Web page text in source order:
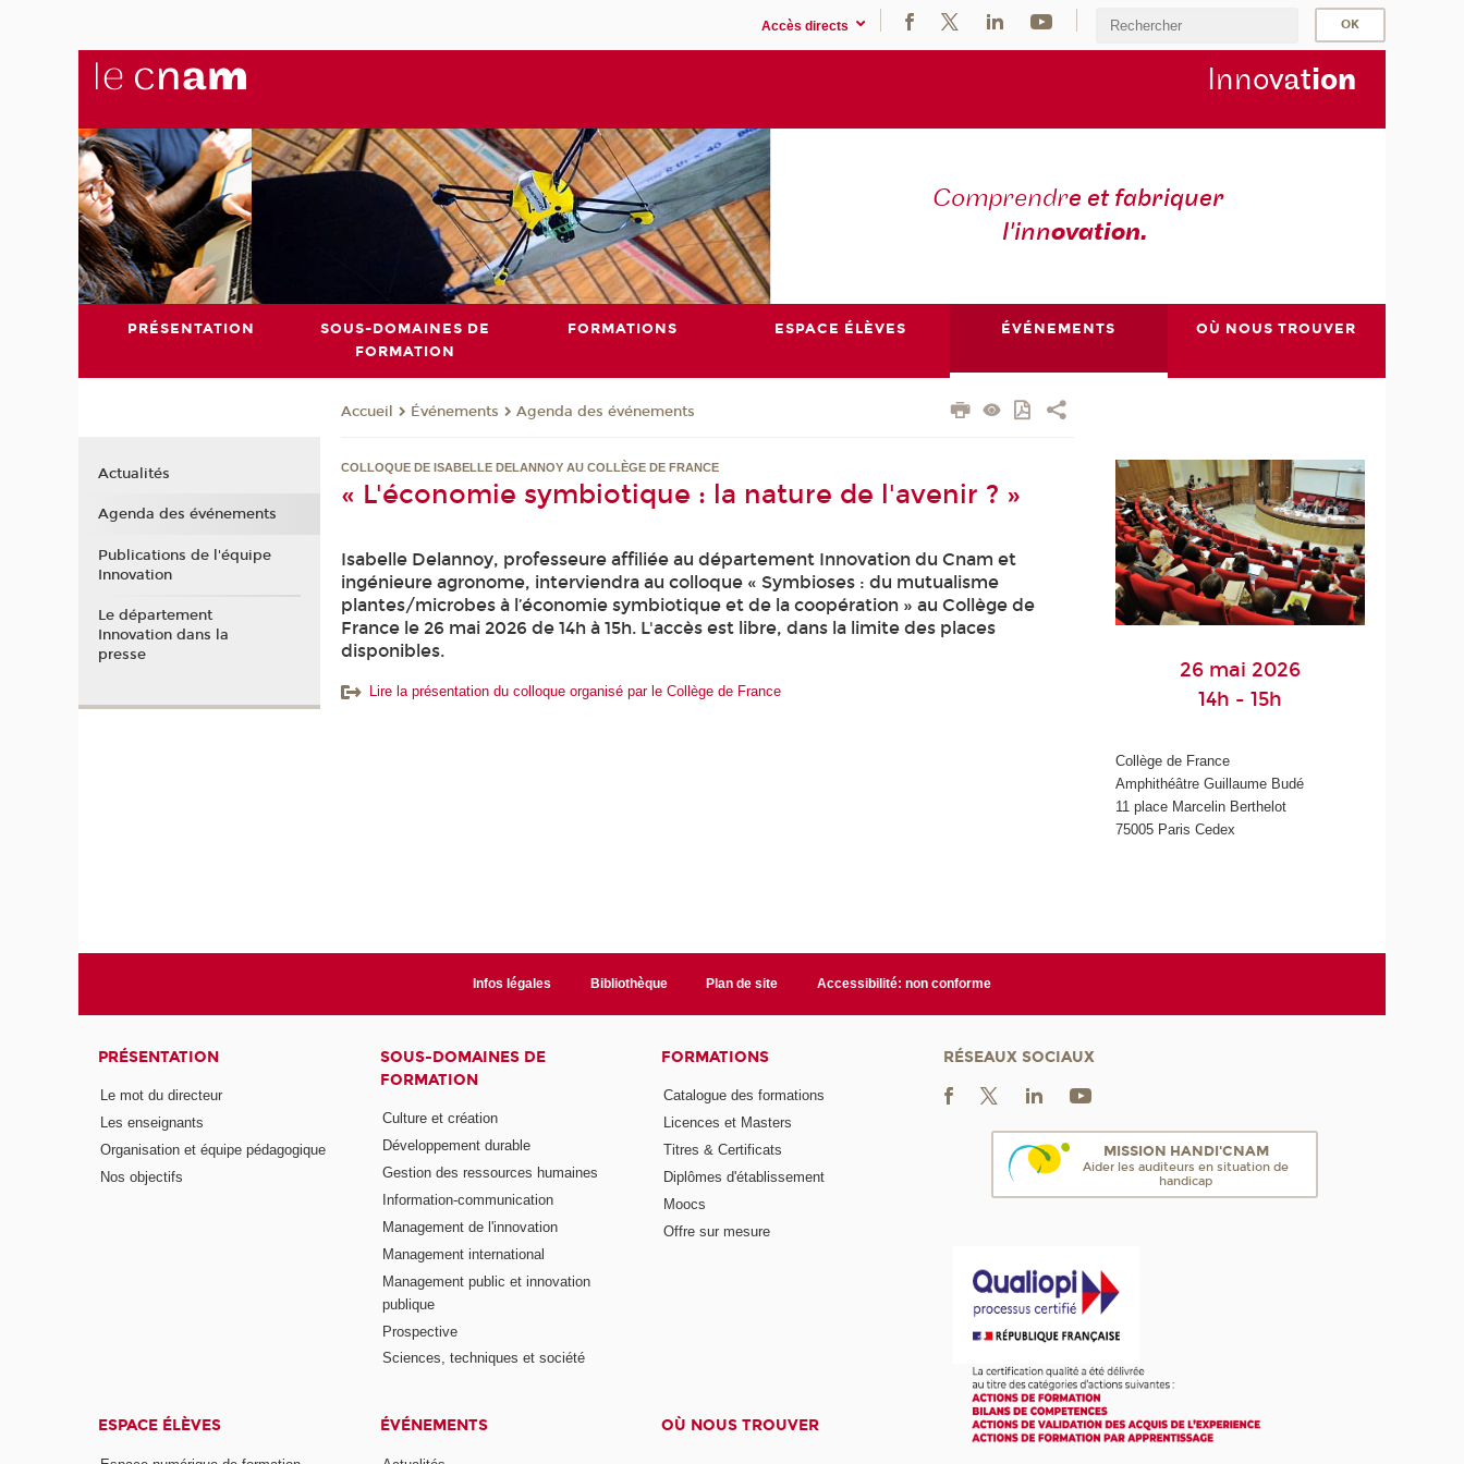
Accès directs
Innovation
Comprendre et fabriquer
l'innovation.
PRÉSENTATION
SOUS-DOMAINES DE
FORMATION
FORMATIONS ESPACE ÉLÈVES ÉVÉNEMENTS OÙ NOUS TROUVER
Accueil Événements Agenda des événements
COLLOQUE DE ISABELLE DELANNOY AU COLLÈGE DE FRANCE
« L'économie symbiotique : la nature de l'avenir ? »
Isabelle Delannoy, professeure affiliée au département Innovation du Cnam et
ingénieure agronome, interviendra au colloque « Symbioses : du mutualisme
plantes/microbes à l’économie symbiotique et de la coopération » au Collège de
France le 26 mai 2026 de 14h à 15h. L'accès est libre, dans la limite des places
disponibles.
Lire la présentation du colloque organisé par le Collège de France
26 mai 2026
14h - 15h
Collège de France
Amphithéâtre Guillaume Budé
11 place Marcelin Berthelot
75005 Paris Cedex
Actualités
Agenda des événements
Publications de l'équipe
Innovation
Le département
Innovation dans la
presse
Infos légales Bibliothèque Plan de site Accessibilité: non conforme
PRÉSENTATION
Le mot du directeur
Les enseignants
Organisation et équipe pédagogique
Nos objectifs
SOUS-DOMAINES DE
FORMATION
Culture et création
Développement durable
Gestion des ressources humaines
Information-communication
Management de l'innovation
Management international
Management public et innovation
publique
Prospective
Sciences, techniques et société
FORMATIONS
Catalogue des formations
Licences et Masters
Titres & Certificats
Diplômes d'établissement
Moocs
Offre sur mesure
ESPACE ÉLÈVES ÉVÉNEMENTS OÙ NOUS TROUVER
RÉSEAUX SOCIAUX
MISSION HANDI'CNAM
Aider les auditeurs en situation de
handicap